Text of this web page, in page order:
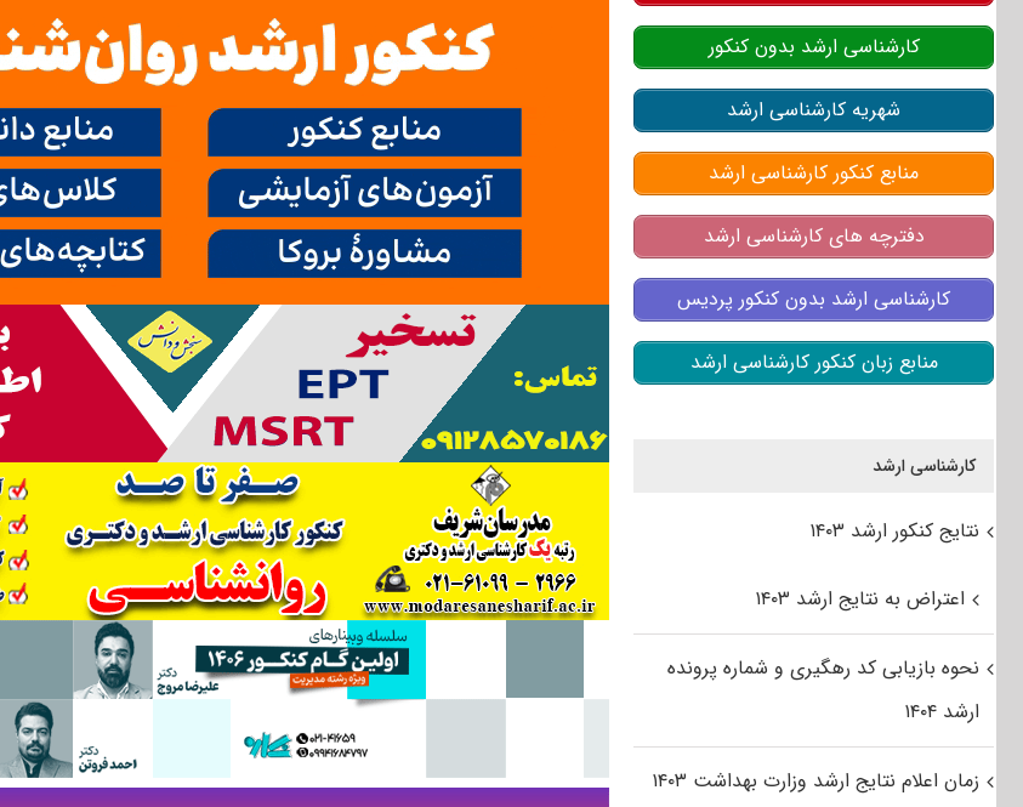
کارشناسی ارشد بدون کنکور
شهریه کارشناسی ارشد
منابع کنکور کارشناسی ارشد
دفترچه های کارشناسی ارشد
کارشناسی ارشد بدون کنکور پردیس
منابع زبان کنکور کارشناسی ارشد
کارشناسی ارشد
نتایج کنکور ارشد ۱۴۰۳
اعتراض به نتایج ارشد ۱۴۰۳
نحوه بازیابی کد رهگیری و شماره پرونده
ارشد ۱۴۰۴
زمان اعلام نتایج ارشد وزارت بهداشت ۱۴۰۳